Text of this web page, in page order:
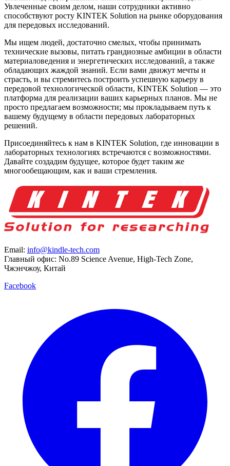
Увлеченные своим делом, наши сотрудники активно
способствуют росту KINTEK Solution на рынке оборудования
для передовых исследований.
Мы ищем людей, достаточно смелых, чтобы принимать
технические вызовы, питать грандиозные амбиции в области
материаловедения и энергетических исследований, а также
обладающих жаждой знаний. Если вами движут мечты и
страсть, и вы стремитесь построить успешную карьеру в
передовой технологической области, KINTEK Solution — это
платформа для реализации ваших карьерных планов. Мы не
просто предлагаем возможности; мы прокладываем путь к
вашему будущему в области передовых лабораторных
решений.
Присоединяйтесь к нам в KINTEK Solution, где инновации в
лабораторных технологиях встречаются с возможностями.
Давайте создадим будущее, которое будет таким же
многообещающим, как и ваши стремления.
Email: info@kindle-tech.com
Главный офис: No.89 Science Avenue, High-Tech Zone,
Чжэнчжоу, Китай
Facebook